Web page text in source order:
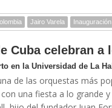
Jairo Varela Inauguración
Cuba celebran a
en la Universidad de La
de las orquestas más
una fiesta a lo grande